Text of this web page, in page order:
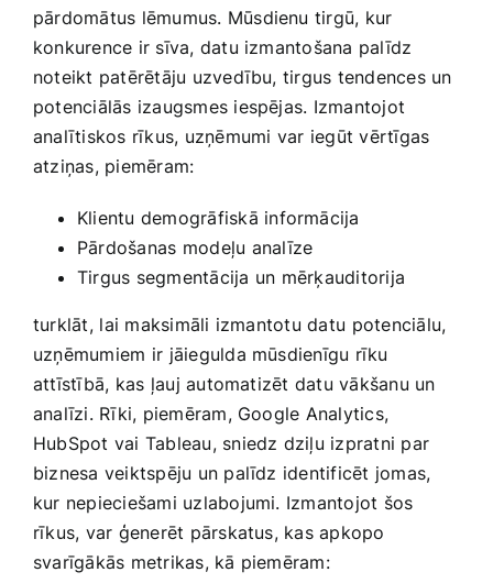
pārdomātus lēmumus. Mūsdienu tirgū, kur⁢
konkurence ir sīva, datu izmantošana palīdz
noteikt patērētāju uzvedību, tirgus tendences un
potenciālās izaugsmes ‍iespējas. Izmantojot
analītiskos rīkus, uzņēmumi ⁢var iegūt vērtīgas⁢
atziņas, piemēram:
Klientu demogrāfiskā informācija
Pārdošanas⁤ modeļu analīze
Tirgus segmentācija⁣ un mērķauditorija
turklāt,⁤ lai‌ maksimāli​ izmantotu datu ⁣potenciālu,
uzņēmumiem⁣ ir jāiegulda mūsdienīgu rīku
attīstībā, ⁤kas ļauj ‌automatizēt datu vākšanu un
analīzi. Rīki, piemēram, Google Analytics,‍
HubSpot vai Tableau, sniedz dziļu izpratni par⁤
biznesa veiktspēju un palīdz identificēt jomas,
kur nepieciešami uzlabojumi. Izmantojot šos
rīkus, ‌var ģenerēt pārskatus, kas apkopo
svarīgākās metrikas, kā piemēram: